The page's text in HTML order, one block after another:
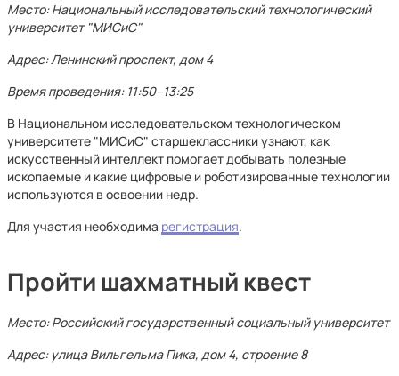
Место: Национальный исследовательский технологический
университет "МИСиС"
Адрес: Ленинский проспект, дом 4
Время проведения: 11:50–13:25
В Национальном исследовательском технологическом
университете "МИСиС" старшеклассники узнают, как
искусственный интеллект помогает добывать полезные
ископаемые и какие цифровые и роботизированные технологии
используются в освоении недр.
Для участия необходима регистрация.
Пройти шахматный квест
Место: Российский государственный социальный университет
Адрес: улица Вильгельма Пика, дом 4, строение 8